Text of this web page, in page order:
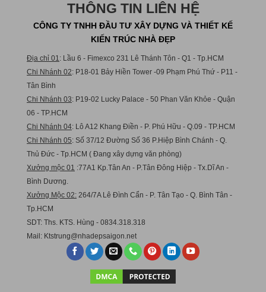
THÔNG TIN LIÊN HỆ
CÔNG TY TNHH ĐẦU TƯ XÂY DỰNG VÀ THIẾT KẾ
KIẾN TRÚC NHÀ ĐẸP
Địa chỉ 01 : Lầu 6 - Fimexco 231 Lê Thánh Tôn - Q1 - Tp.HCM
Chi Nhánh 02: P18-01 Bảy Hiền Tower -09 Phạm Phú Thứ - P11 -
Tân Bình
Chi Nhánh 03: P19-02 Lucky Palace - 50 Phan Văn Khỏe - Quận
06 - TP.HCM
Chi Nhánh 04: Lô A12 Khang Điền - P. Phú Hữu - Q.09 - TP.HCM
Chi Nhánh 05: Số 37/12 Đường Số 36 P.Hiệp Bình Chánh - Q.
Thủ Đức - Tp.HCM ( Đang xây dựng văn phòng)
Xưởng mộc 01
:77A1 Kp.Tân An - P.Tân Đông Hiệp - Tx.Dĩ An -
Bình Dương.
Xưởng Mộc 02: 264/7A Lê Đình Cẩn - P. Tân Tạo - Q. Bình Tân -
Tp.HCM
SDT: Ths. KTS. Hùng - 0834.318.318
Mail: Ktstrung@nhadepsaigon.net